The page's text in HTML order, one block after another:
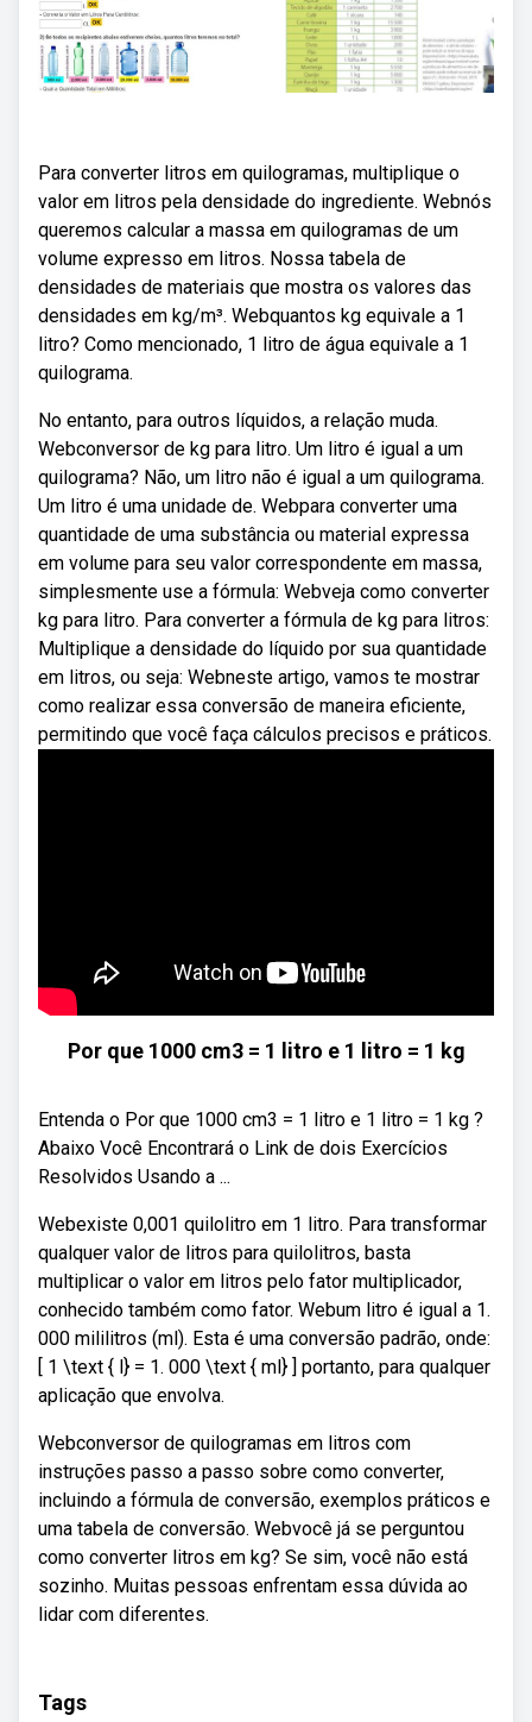
Para converter litros em quilogramas, multiplique o
valor em litros pela densidade do ingrediente. Webnós
queremos calcular a massa em quilogramas de um
volume expresso em litros. Nossa tabela de
densidades de materiais que mostra os valores das
densidades em kg/m³. Webquantos kg equivale a 1
litro? Como mencionado, 1 litro de água equivale a 1
quilograma.
No entanto, para outros líquidos, a relação muda.
Webconversor de kg para litro. Um litro é igual a um
quilograma? Não, um litro não é igual a um quilograma.
Um litro é uma unidade de. Webpara converter uma
quantidade de uma substância ou material expressa
em volume para seu valor correspondente em massa,
simplesmente use a fórmula: Webveja como converter
kg para litro. Para converter a fórmula de kg para litros:
Multiplique a densidade do líquido por sua quantidade
em litros, ou seja: Webneste artigo, vamos te mostrar
como realizar essa conversão de maneira eficiente,
permitindo que você faça cálculos precisos e práticos.
Por que 1000 cm3 = 1 litro e 1 litro = 1 kg
Entenda o Por que 1000 cm3 = 1 litro e 1 litro = 1 kg ?
Abaixo Você Encontrará o Link de dois Exercícios
Resolvidos Usando a ...
Webexiste 0,001 quilolitro em 1 litro. Para transformar
qualquer valor de litros para quilolitros, basta
multiplicar o valor em litros pelo fator multiplicador,
conhecido também como fator. Webum litro é igual a 1.
000 mililitros (ml). Esta é uma conversão padrão, onde:
[ 1 \text { l} = 1. 000 \text { ml} ] portanto, para qualquer
aplicação que envolva.
Webconversor de quilogramas em litros com
instruções passo a passo sobre como converter,
incluindo a fórmula de conversão, exemplos práticos e
uma tabela de conversão. Webvocê já se perguntou
como converter litros em kg? Se sim, você não está
sozinho. Muitas pessoas enfrentam essa dúvida ao
lidar com diferentes.
Tags